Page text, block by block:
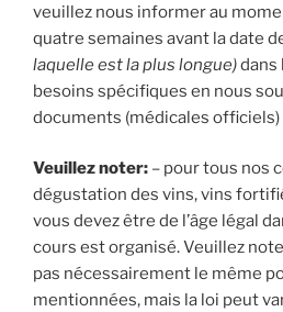
veuillez nous informer au
quatre semaines avant la date
laquelle est la plus longue)dans
besoins spécifiques en nous
documents (médicales officiels)
Veuillez noter: – pour tous nos
dégustation des vins, vins
vous devez être de l’âge légal
cours est organisé. Veuillez
pas nécessairement le même
mentionnées, mais la loi peut